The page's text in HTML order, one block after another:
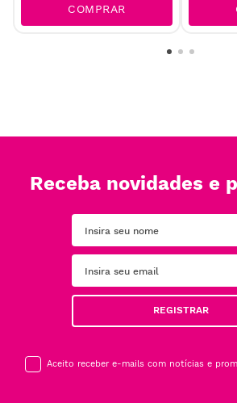
COMPRAR
Receba novidades e
REGISTRAR
Aceito receber e-mails com notícias e